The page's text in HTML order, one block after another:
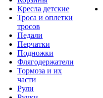
Кресла детские
Троса и оплетки
тросов
Педали
Перчатки
Подножки
Флягодержатели
Тормоза и их
части
Рули